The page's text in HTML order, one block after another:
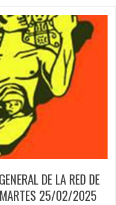
DE LA RED DE
MARTES 25/02/2025